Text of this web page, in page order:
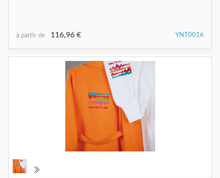
à partir de 116,96 € YNT0016